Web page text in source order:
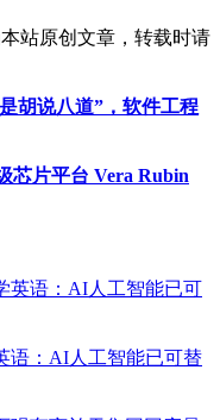
站原创文章，转载时请
胡说八道”，软件工程
芯片平台 Vera Rubin
语：AI人工智能已可替